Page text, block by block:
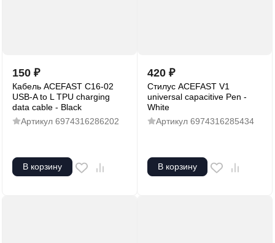
150 ₽
Кабель ACEFAST C16-02
USB-A to L TPU charging
data cable - Black
Артикул 6974316286202
В корзину
420 ₽
Стилус ACEFAST V1
universal capacitive Pen -
White
Артикул 6974316285434
В корзину